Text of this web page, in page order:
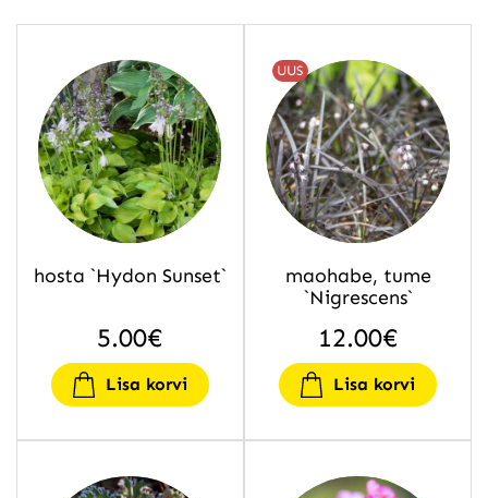
hosta `Hydon Sunset`
5.00€
Lisa korvi
UUS
maohabe, tume
`Nigrescens`
12.00€
Lisa korvi